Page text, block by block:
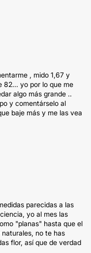
, mido 1,67 y
82... yo por lo que me
algo más grande ..
y comentárselo al
baje más y me las vea
parecidas a las
yo al mes las
"planas" hasta que el
no te has
flor, así que de verdad